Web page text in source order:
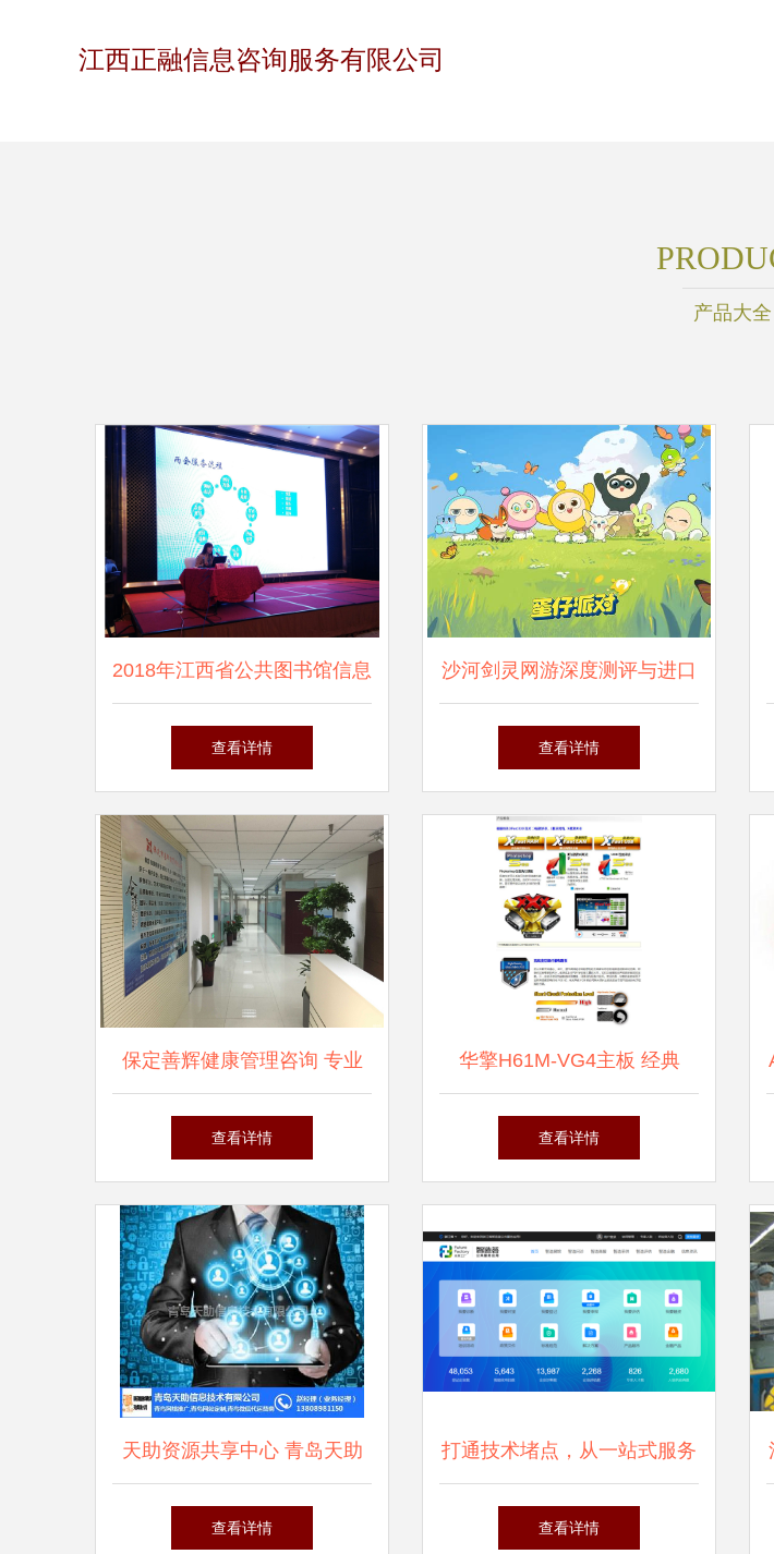
江西正融信息咨询服务有限公司
产品大全
2018年江西省公共图书馆信息
咨询服务培训班在瑞金市成功
查看详情
沙河剑灵网游深度测评与进口
手游工作室代理指南 迈向成
查看详情
保定善辉健康管理咨询 专业
信息服务的引领者
查看详情
华擎H61M-VG4主板 经典
LGA 1155平台的性价比之选
查看详情
天助资源共享中心 青岛天助
在线咨询，搭建信息桥梁与资
查看详情
打通技术堵点，从一站式服务
看中国制造的数字化跃迁——
查看详情